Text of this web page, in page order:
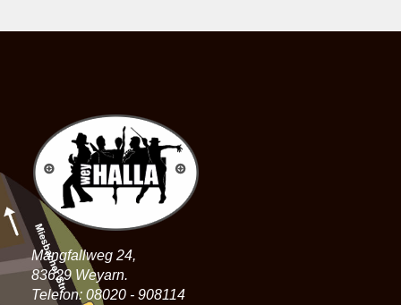
Mangfallweg 24,
83629 Weyarn.
Telefon: 08020 - 908114